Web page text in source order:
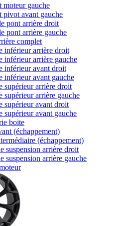
moteur gauche
pivot avant gauche
pont arrière droit
pont arrière gauche
complet
inférieur arrière droit
inférieur arrière gauche
inférieur avant droit
inférieur avant gauche
supérieur arrière droit
supérieur arrière gauche
supérieur avant droit
supérieur avant gauche
boite
(échappement)
(échappement)
suspension arrière droit
suspension arrière gauche